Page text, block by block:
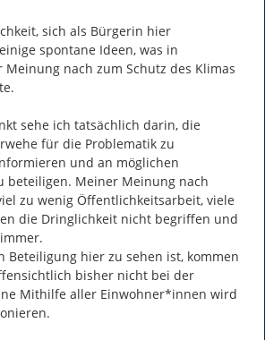
sich als Bürgerin hier
spontane Ideen, was in
Meinung nach zum Schutz des Klimas
sehe ich tatsächlich darin, die
für die Problematik zu
und an möglichen
beteiligen. Meiner Meinung nach
zu wenig Öffentlichkeitsarbeit, viele
die Dringlichkeit nicht begriffen und
Beteiligung hier zu sehen ist, kommen
bisher nicht bei der
Mithilfe aller Einwohner*innen wird